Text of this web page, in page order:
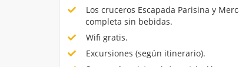
Los cruceros Escapada Parisina y
completa sin bebidas.
Wifi gratis.
Excursiones (según itinerario).